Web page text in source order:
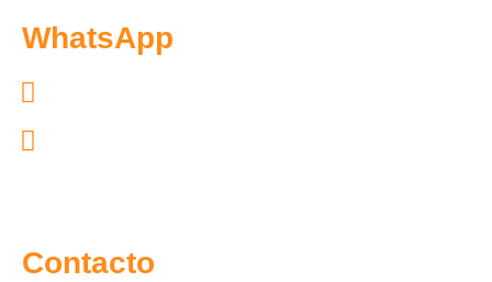
WhatsApp
Contacto